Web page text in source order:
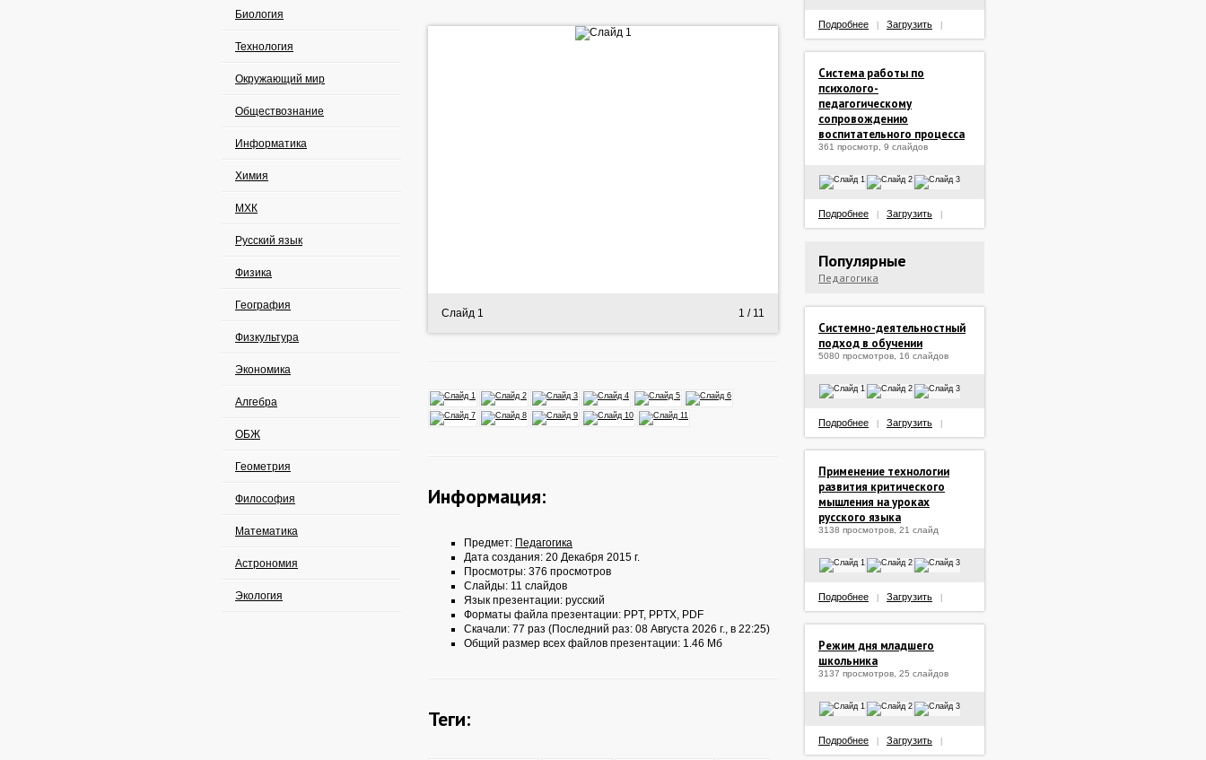
Биология
Технология
Окружающий мир
Обществознание
Информатика
Химия
МХК
Русский язык
Физика
География
Физкультура
Экономика
Алгебра
ОБЖ
Геометрия
Философия
Математика
Астрономия
Экология
Слайд 1 1 / 11
Информация:
Предмет: Педагогика
Дата создания: 20 Декабря 2015 г.
Просмотры: 376 просмотров
Слайды: 11 слайдов
Язык презентации: русский
Форматы файла презентации: PPT, PPTX, PDF
Скачали: 77 раз (Последний раз: 08 Августа 2026 г., в 22:25)
Общий размер всех файлов презентации: 1.46 Мб
Теги:
Подробнее Загрузить
Система работы по
психолого-
педагогическому
сопровождению
воспитательного процесса
361 просмотр, 9 слайдов
Подробнее Загрузить
Популярные
Педагогика
Системно-деятельностный
подход в обучении
5080 просмотров, 16 слайдов
Подробнее Загрузить
Применение технологии
развития критического
мышления на уроках
русского языка
3138 просмотров, 21 слайд
Подробнее Загрузить
Режим дня младшего
школьника
3137 просмотров, 25 слайдов
Подробнее Загрузить